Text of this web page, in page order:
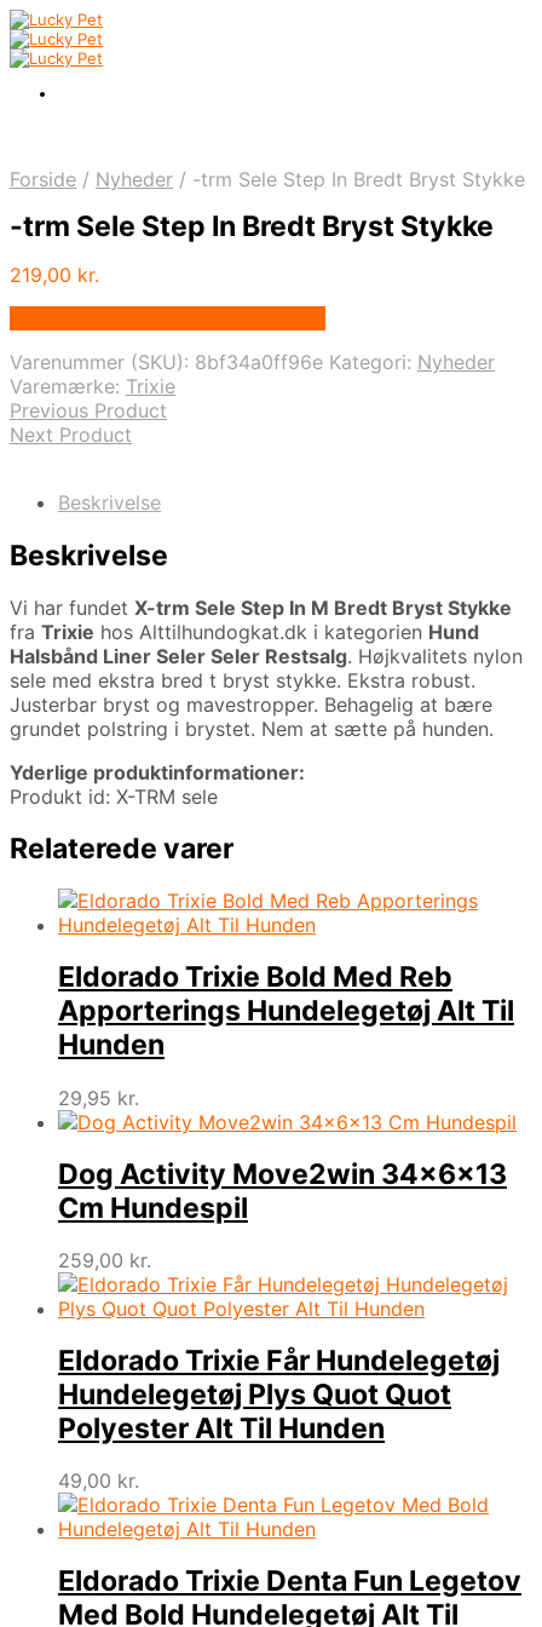
Forside / Nyheder / -trm Sele Step In Bredt Bryst Stykke
-trm Sele Step In Bredt Bryst Stykke
219,00 kr.
Varenummer (SKU): 8bf34a0ff96e Kategori: Nyheder
Varemærke: Trixie
Previous Product
Next Product
Beskrivelse
Beskrivelse
Vi har fundet X-trm Sele Step In M Bredt Bryst Stykke
fra Trixie hos Alttilhundogkat.dk i kategorien Hund
Halsbånd Liner Seler Seler Restsalg. Højkvalitets nylon
sele med ekstra bred t bryst stykke. Ekstra robust.
Justerbar bryst og mavestropper. Behagelig at bære
grundet polstring i brystet. Nem at sætte på hunden.
Yderlige produktinformationer:
Produkt id: X-TRM sele
Relaterede varer
Eldorado Trixie Bold Med Reb
Apporterings Hundelegetøj Alt Til
Hunden
29,95 kr.
Dog Activity Move2win 34x6x13
Cm Hundespil
259,00 kr.
Eldorado Trixie Får Hundelegetøj
Hundelegetøj Plys Quot Quot
Polyester Alt Til Hunden
49,00 kr.
Eldorado Trixie Denta Fun Legetov
Med Bold Hundelegetøj Alt Til